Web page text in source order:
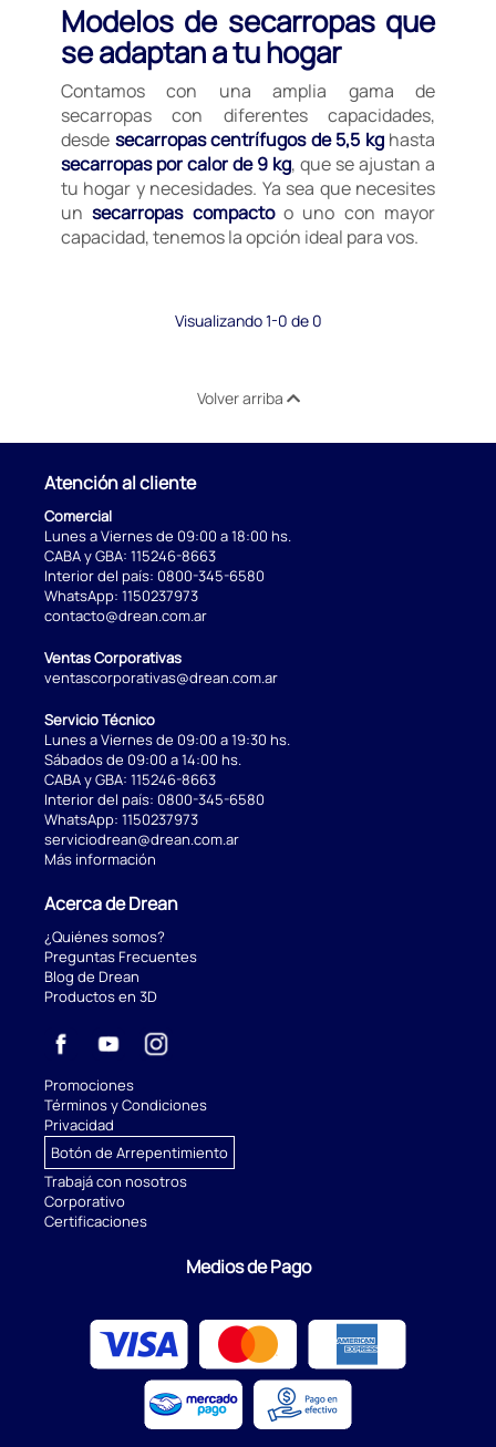
Modelos de secarropas que
se adaptan a tu hogar
Contamos con una amplia gama de
secarropas con diferentes capacidades,
desde secarropas centrífugos de 5,5 kghasta
secarropas por calor de 9 kg, que se ajustan a
tu hogar y necesidades. Ya sea que necesites
unsecarropas compactoo uno con mayor
capacidad, tenemos la opción ideal para vos.
Visualizando 1-0 de 0
Volver arriba
Atención al cliente
Comercial
Lunes a Viernes de 09:00 a 18:00 hs.
CABA y GBA: 115246-8663
Interior del país: 0800-345-6580
WhatsApp: 1150237973
contacto@drean.com.ar
Ventas Corporativas
ventascorporativas@drean.com.ar
Servicio Técnico
Lunes a Viernes de 09:00 a 19:30 hs.
Sábados de 09:00 a 14:00 hs.
CABA y GBA: 115246-8663
Interior del país: 0800-345-6580
WhatsApp: 1150237973
serviciodrean@drean.com.ar
Más información
Acerca de Drean
¿Quiénes somos?
Preguntas Frecuentes
Blog de Drean
Productos en 3D
Promociones
Términos y Condiciones
Privacidad
Botón de Arrepentimiento
Trabajá con nosotros
Corporativo
Certificaciones
Medios de Pago